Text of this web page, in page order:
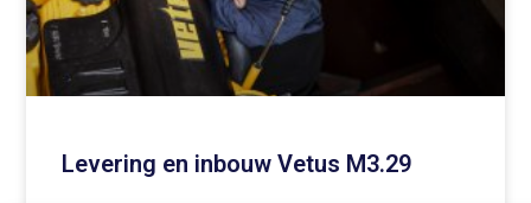
Levering en inbouw Vetus M3.29